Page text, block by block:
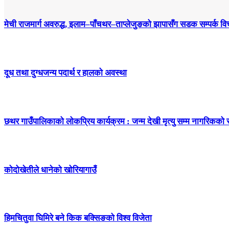
मेची राजमार्ग अवरुद्ध, इलाम–पाँचथर–ताप्लेजुङको झापासँग सडक सम्पर्क
दूध तथा दुग्धजन्य पदार्थ र हालको अवस्था
छथर गाउँपालिकाको लोकप्रिय कार्यक्रम : जन्म देखी मृत्यु सम्म नागरिकको
कोदोखेतीले धानेको खोरियागाउँ
हिमचितुवा घिमिरे बने किक बक्सिङको विश्व विजेता